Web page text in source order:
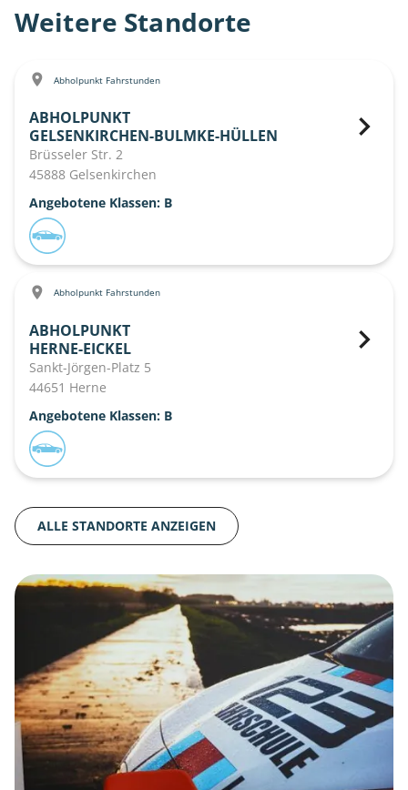
Weitere Standorte
Abholpunkt Fahrstunden
ABHOLPUNKT
GELSENKIRCHEN-BULMKE-HÜLLEN
Brüsseler Str. 2
45888 Gelsenkirchen
Angebotene Klassen: B
Abholpunkt Fahrstunden
ABHOLPUNKT
HERNE-EICKEL
Sankt-Jörgen-Platz 5
44651 Herne
Angebotene Klassen: B
ALLE STANDORTE ANZEIGEN